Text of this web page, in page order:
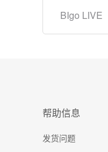
BIgo LIVE
帮助信息
发货问题